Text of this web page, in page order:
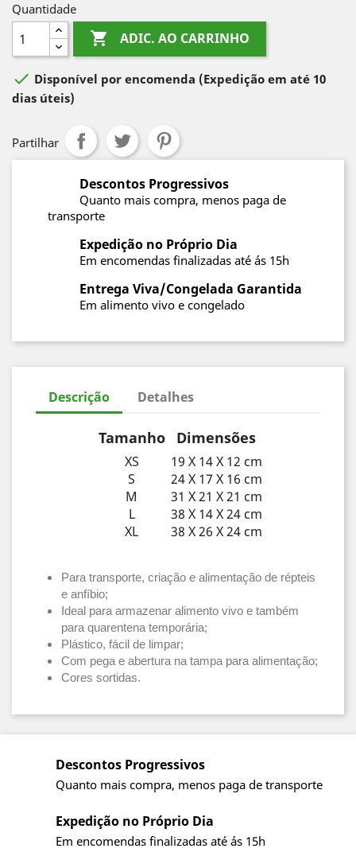
Quantidade
 ADIC. AO CARRINHO
 Disponível por encomenda (Expedição em até 10
dias úteis)
Partilhar
Descontos Progressivos
Quanto mais compra, menos paga de
transporte
Expedição no Próprio Dia
Em encomendas finalizadas até ás 15h
Entrega Viva/Congelada Garantida
Em alimento vivo e congelado
Descrição Detalhes
Tamanho Dimensões
XS
19 X 14 X 12 cm
S
24 X 17 X 16 cm
M
31 X 21 X 21 cm
L
38 X 14 X 24 cm
XL
38 X 26 X 24 cm
Para transporte, criação e alimentação de répteis
e anfíbio;
Ideal para armazenar alimento vivo e também
para quarentena temporária;
Plástico, fácil de limpar;
Com pega e abertura na tampa para alimentação;
Cores sortidas.
Descontos Progressivos
Quanto mais compra, menos paga de transporte
Expedição no Próprio Dia
Em encomendas finalizadas até ás 15h